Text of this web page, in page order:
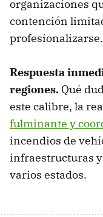
organizaciones
contención
profesionalizarse.
Respuesta
regiones. Qué
este calibre, la
fulminante y
incendios de
infraestructuras
varios estados.